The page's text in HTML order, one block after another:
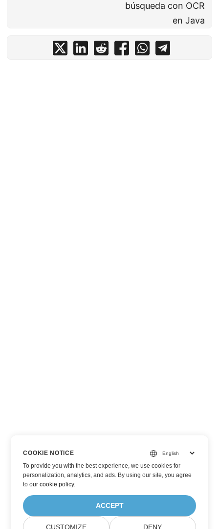
búsqueda con OCR
en Java
COOKIE NOTICE
To provide you with the best experience, we use cookies for
personalization, analytics, and ads. By using our site, you agree
toour cookie policy.
ACCEPT
CUSTOMIZE DENY